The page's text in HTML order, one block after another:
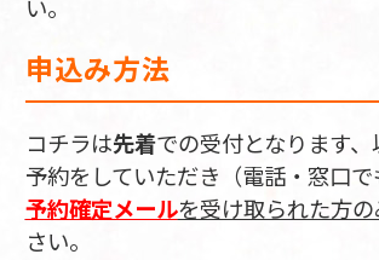
い。
申込み方法
コチラは先着での受付となります
予約をしていただき（電話・窓口で
予約確定メールを受け取られた方
さい。